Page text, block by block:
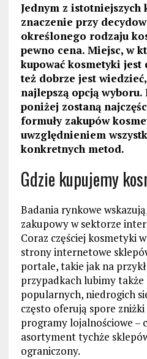
Jednym z
znaczenie przy
określonego rodzaju
pewno cena. Miejsc, w
kupować kosmetyki jest
też dobrze jest
najlepszą opcją wyboru.
poniżej zostaną
formuły zakupów
uwzględnieniem
konkretnych metod.
Gdzie kupujemy
Badania rynkowe
zakupowy w sektorze
Coraz częściej kosmetyki
strony internetowe
portale, takie jak na
przypadkach lubimy
popularnych, niedrogich
często oferują spore
programy lojalnościowe –
asortyment tychże
ograniczony.